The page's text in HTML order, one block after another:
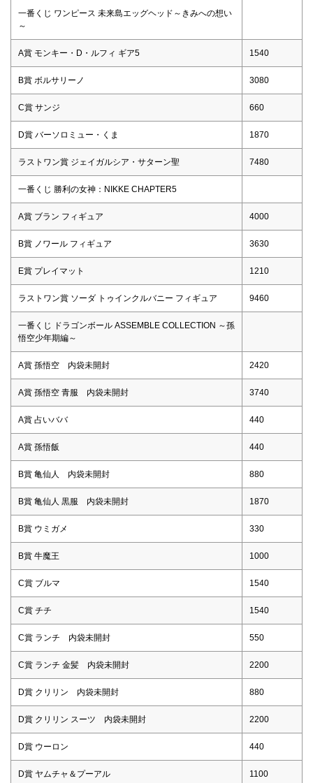
一番くじ ワンピース 未来島エッグヘッド～きみへの想い
～
A賞 モンキー・D・ルフィ ギア5 1540
B賞 ボルサリーノ 3080
C賞 サンジ 660
D賞 バーソロミュー・くま 1870
ラストワン賞 ジェイガルシア・サターン聖 7480
一番くじ 勝利の女神：NIKKE CHAPTER5
A賞 ブラン フィギュア 4000
B賞 ノワール フィギュア 3630
E賞 プレイマット 1210
ラストワン賞 ソーダ トゥインクルバニー フィギュア 9460
一番くじ ドラゴンボール ASSEMBLE COLLECTION ～孫
悟空少年期編～
A賞 孫悟空 内袋未開封 2420
A賞 孫悟空 青服 内袋未開封 3740
A賞 占いババ 440
A賞 孫悟飯 440
B賞 亀仙人 内袋未開封 880
B賞 亀仙人 黒服 内袋未開封 1870
B賞 ウミガメ 330
B賞 牛魔王 1000
C賞 ブルマ 1540
C賞 チチ 1540
C賞 ランチ 内袋未開封 550
C賞 ランチ 金髪 内袋未開封 2200
D賞 クリリン 内袋未開封 880
D賞 クリリン スーツ 内袋未開封 2200
D賞 ウーロン 440
D賞 ヤムチャ＆プーアル 1100